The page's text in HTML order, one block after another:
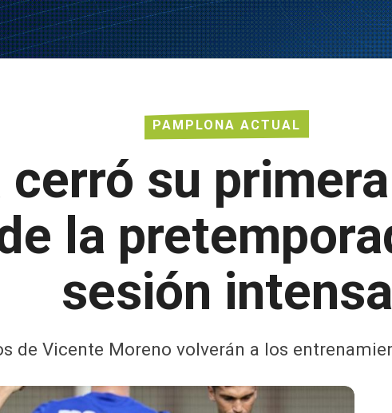
PAMPLONA ACTUAL
cerró su
la
sesión intensa
de Vicente Moreno volverán a los